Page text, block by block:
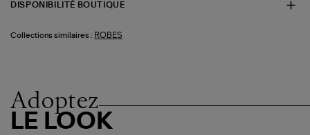
DISPONIBILITÉ BOUTIQUE
Collections similaires : ROBES
Adoptez
LE LOOK